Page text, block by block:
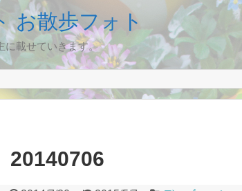
お散歩フォト
に載せていきます。